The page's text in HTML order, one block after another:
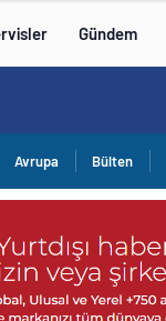
Gündem
Avrupa Bülten